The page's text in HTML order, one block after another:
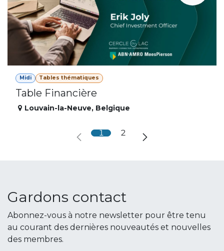
Midi Tables thématiques
Table Financière
Louvain-la-Neuve, Belgique
1 2
Gardons contact
Abonnez-vous à notre newsletter pour être tenu
au courant des dernières nouveautés et nouvelles
des membres.